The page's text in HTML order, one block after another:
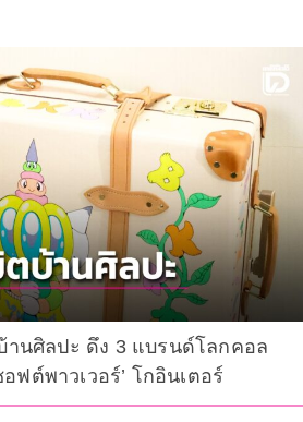
บ้านศิลปะ ดึง 3 แบรนด์โลกคอล
ฟต์พาวเวอร์’ โกอินเตอร์